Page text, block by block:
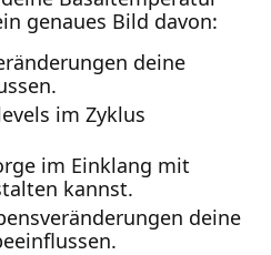
genaues Bild davon:
deine
im Zyklus
im Einklang mit
kannst.
deine